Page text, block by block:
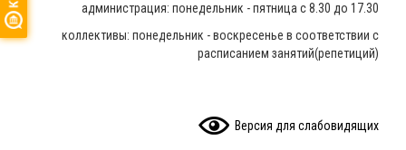
администрация: понедельник - пятница с 8.30 до 17.30
коллективы: понедельник - воскресенье в соответствии с
расписанием занятий(репетиций)
Версия для слабовидящих